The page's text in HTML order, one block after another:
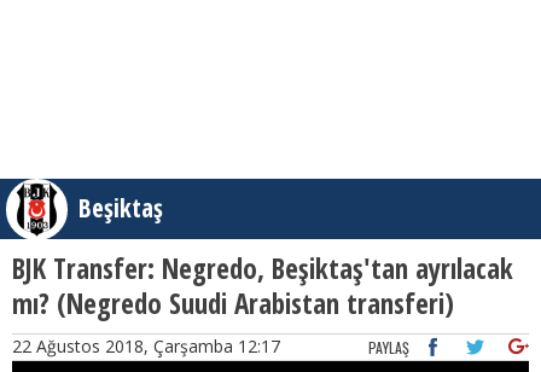
Beşiktaş
BJK Transfer: Negredo, Beşiktaş'tan ayrılacak
mı? (Negredo Suudi Arabistan transferi)
22 Ağustos 2018, Çarşamba 12:17 PAYLAŞ